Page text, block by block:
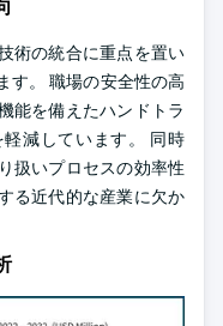
術の統合に重点を置い
す。 職場の安全性の高
能を備えたハンドトラ
減しています。 同時
扱いプロセスの効率性
る近代的な産業に欠か